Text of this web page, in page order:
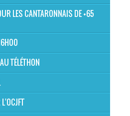
LES CANTARONNAIS DE +65
TÉLÉTHON